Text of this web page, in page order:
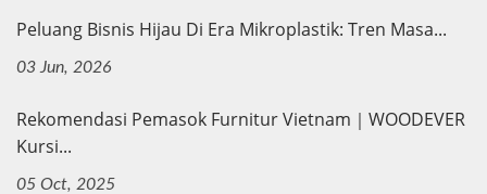
Peluang Bisnis Hijau Di Era Mikroplastik: Tren Masa...
03 Jun, 2026
Rekomendasi Pemasok Furnitur Vietnam｜WOODEVER
Kursi...
05 Oct, 2025